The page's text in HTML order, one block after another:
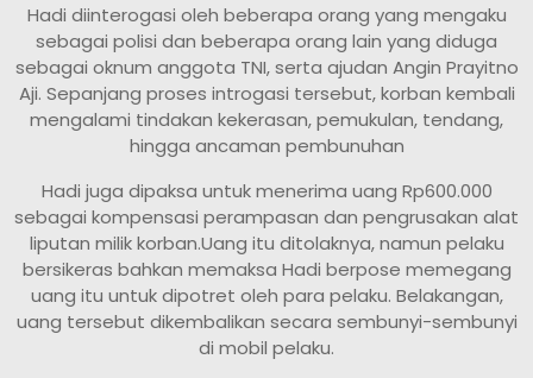
Hadi diinterogasi oleh beberapa orang yang mengaku
sebagai polisi dan beberapa orang lain yang diduga
sebagai oknum anggota TNI, serta ajudan Angin Prayitno
Aji. Sepanjang proses introgasi tersebut, korban kembali
mengalami tindakan kekerasan, pemukulan, tendang,
hingga ancaman pembunuhan
Hadi juga dipaksa untuk menerima uang Rp600.000
sebagai kompensasi perampasan dan pengrusakan alat
liputan milik korban.Uang itu ditolaknya, namun pelaku
bersikeras bahkan memaksa Hadi berpose memegang
uang itu untuk dipotret oleh para pelaku. Belakangan,
uang tersebut dikembalikan secara sembunyi-sembunyi
di mobil pelaku.